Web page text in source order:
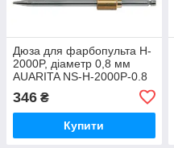
Дюза для фарбопульта H-
2000P, діаметр 0,8 мм
AUARITA NS-H-2000P-0.8
346 ₴
Купити